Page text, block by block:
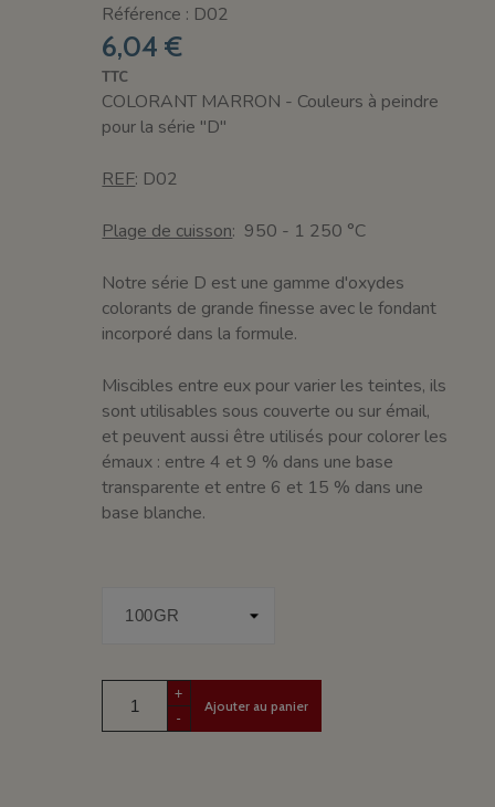
Référence : D02
6,04 €
TTC
COLORANT MARRON - Couleurs à peindre
pour la série "D"
REF: D02
Plage de cuisson: 950 - 1 250 °C
Notre série D est une gamme d'oxydes
colorants de grande finesse avec le fondant
incorporé dans la formule.
Miscibles entre eux pour varier les teintes, ils
sont utilisables sous couverte ou sur émail,
et peuvent aussi être utilisés pour colorer les
émaux : entre 4 et 9 % dans une base
transparente et entre 6 et 15 % dans une
base blanche.
+
-
Ajouter au panier